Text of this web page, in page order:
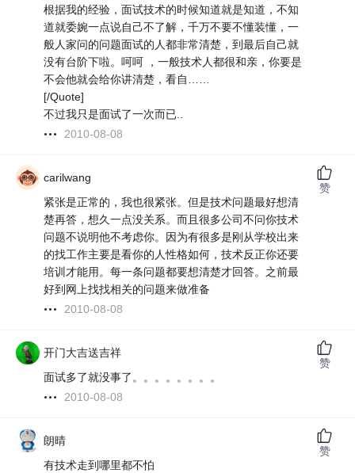
根据我的经验，面试技术的时候知道就是知道，不知
道就委婉一点说自己不了解，千万不要不懂装懂，一
般人家问的问题面试的人都非常清楚，到最后自己就
没有台阶下啦。呵呵 ，一般技术人都很和亲，你要是
不会他就会给你讲清楚，看自……
[/Quote]
不过我只是面试了一次而已..
2010-08-08
carilwang
紧张是正常的，我也很紧张。但是技术问题最好想清
楚再答，想久一点没关系。而且很多公司不问你技术
问题不说明他不考虑你。因为有很多是刚从学校出来
的找工作主要是看你的人性格如何，技术反正你还要
培训才能用。每一条问题都要想清楚才回答。之前最
好到网上找找相关的问题来做准备
2010-08-08
赞
开门大吉送吉祥
面试多了就没事了。。。。。。。。
2010-08-08
赞
朗晴
有技术走到哪里都不怕
赞